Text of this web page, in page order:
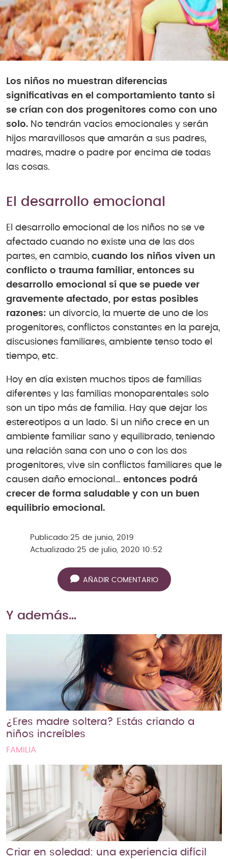
Los niños no muestran diferencias
significativas en el comportamiento tanto si
se crían con dos progenitores como con uno
solo. No tendrán vacíos emocionales y serán
hijos maravillosos que amarán a sus padres,
madres, madre o padre por encima de todas
las cosas.
El desarrollo emocional
El desarrollo emocional de los niños no se ve
afectado cuando no existe una de las dos
partes, en cambio, cuando los niños viven un
conflicto o trauma familiar, entonces su
desarrollo emocional sí que se puede ver
gravemente afectado, por estas posibles
razones: un divorcio, la muerte de uno de los
progenitores, conflictos constantes en la pareja,
discusiones familiares, ambiente tenso todo el
tiempo, etc.
Hoy en día existen muchos tipos de familias
diferentes y las familias monoparentales solo
son un tipo más de familia. Hay que dejar los
estereotipos a un lado. Si un niño crece en un
ambiente familiar sano y equilibrado, teniendo
una relación sana con uno o con los dos
progenitores, vive sin conflictos familiares que le
causen daño emocional… entonces podrá
crecer de forma saludable y con un buen
equilibrio emocional.
Publicado: 25 de junio, 2019
Actualizado: 25 de julio, 2020 10:52
AÑADIR COMENTARIO
Y además…
¿Eres madre soltera? Estás criando a
niños increíbles
FAMILIA
Criar en soledad: una experiencia difícil